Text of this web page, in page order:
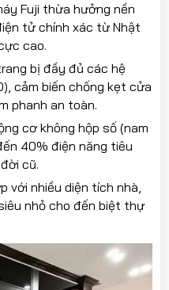
Fuji thừa hưởng nền
tử chính xác từ Nhật
cao.
bị đầy đủ các hệ
cảm biến chống kẹt cửa
phanh an toàn.
cơ không hộp số (nam
40% điện năng tiêu
cũ.
với nhiều diện tích nhà,
nhỏ cho đến biệt thự